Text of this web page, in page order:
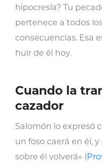
hipocresía? Tu
pertenece a todos
consecuencias. Esa
huir de él hoy.
Cuando la
cazador
Salomón lo expresó
un foso caerá en él,
sobre él volverá» (